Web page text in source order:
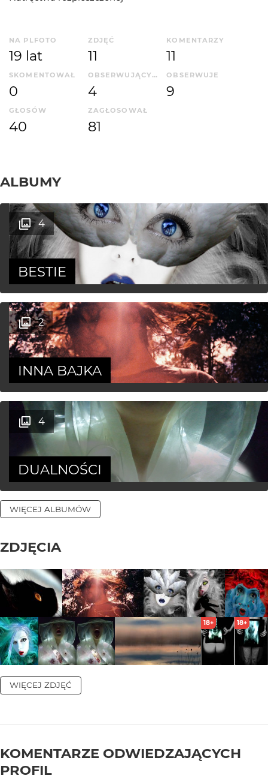
NA PLFOTO
19 lat
ZDJĘĆ
11
KOMENTARZY
11
SKOMENTOWAŁ
0
OBSERWUJĄCYCH
4
OBSERWUJE
9
GŁOSÓW
40
ZAGŁOSOWAŁ
81
ALBUMY
4
BESTIE
2
INNA BAJKA
4
DUALNOŚCI
WIĘCEJ ALBUMÓW
ZDJĘCIA
18+ 18+
WIĘCEJ ZDJĘĆ
KOMENTARZE ODWIEDZAJĄCYCH
PROFIL